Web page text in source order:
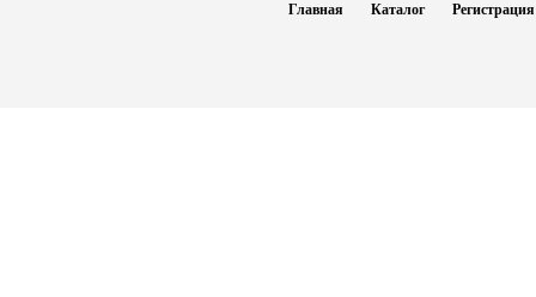
Главная Каталог